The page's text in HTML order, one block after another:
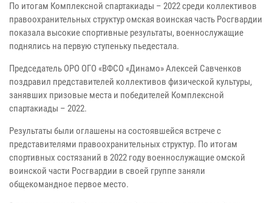
По итогам Комплексной спартакиады – 2022 среди коллективов
правоохранительных структур омская воинская часть Росгвардии
показала высокие спортивные результаты, военнослужащие
поднялись на первую ступеньку пьедестала.
Председатель ОРО ОГО «ВФСО «Динамо» Алексей Савченков
поздравил представителей коллективов физической культуры,
занявших призовые места и победителей Комплексной
спартакиады – 2022.
Результаты были оглашены на состоявшейся встрече с
представителями правоохранительных структур. По итогам
спортивных состязаний в 2022 году военнослужащие омской
воинской части Росгвардии в своей группе заняли
общекомандное первое место.